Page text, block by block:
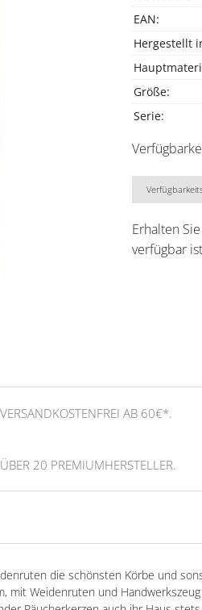
EAN:
Hergestellt
Größe:
Serie:
Erhalten
verfügbar
VERSANDKOSTENFREI AB 60€*.
ÜBER 20 PREMIUMHERSTELLER.
die schönsten Körbe und
Weidenruten und